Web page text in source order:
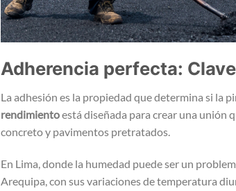
Adherencia perfecta:
La adhesión es la propiedad que determina si la
rendimientoestá diseñada para crear una unión
concreto y pavimentos pretratados.
En Lima, donde la humedad puede ser un
Arequipa, con sus variaciones de temperatura